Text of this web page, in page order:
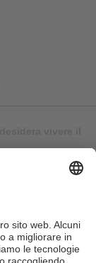
la
Per